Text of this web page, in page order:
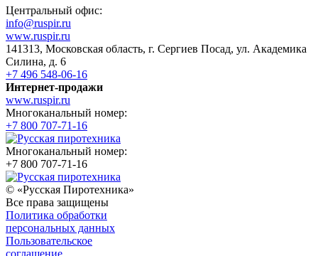
Центральный офис:
info@ruspir.ru
www.ruspir.ru
141313, Московская область, г. Сергиев Посад, ул. Академика
Силина, д. 6
+7 496 548-06-16
Интернет-продажи
www.ruspir.ru
Многоканальный номер:
+7 800 707-71-16
Многоканальный номер:
+7 800 707-71-16
© «Русская Пиротехника»
Все права защищены
Политика обработки
персональных данных
Пользовательское
соглашение